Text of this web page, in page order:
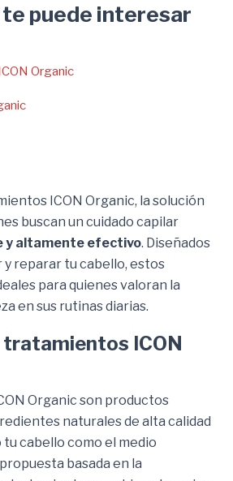
te puede interesar
Organic
ICON Organic, la solución
buscan un cuidado capilar
y altamente efectivo. Diseñados
reparar tu cabello, estos
para quienes valoran la
en sus rutinas diarias.
tratamientos ICON
Organic son productos
naturales de alta calidad
cabello como el medio
basada en la